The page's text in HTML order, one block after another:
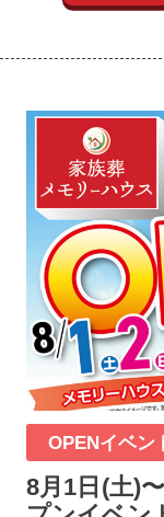
OPENイベン
8月1日(土)